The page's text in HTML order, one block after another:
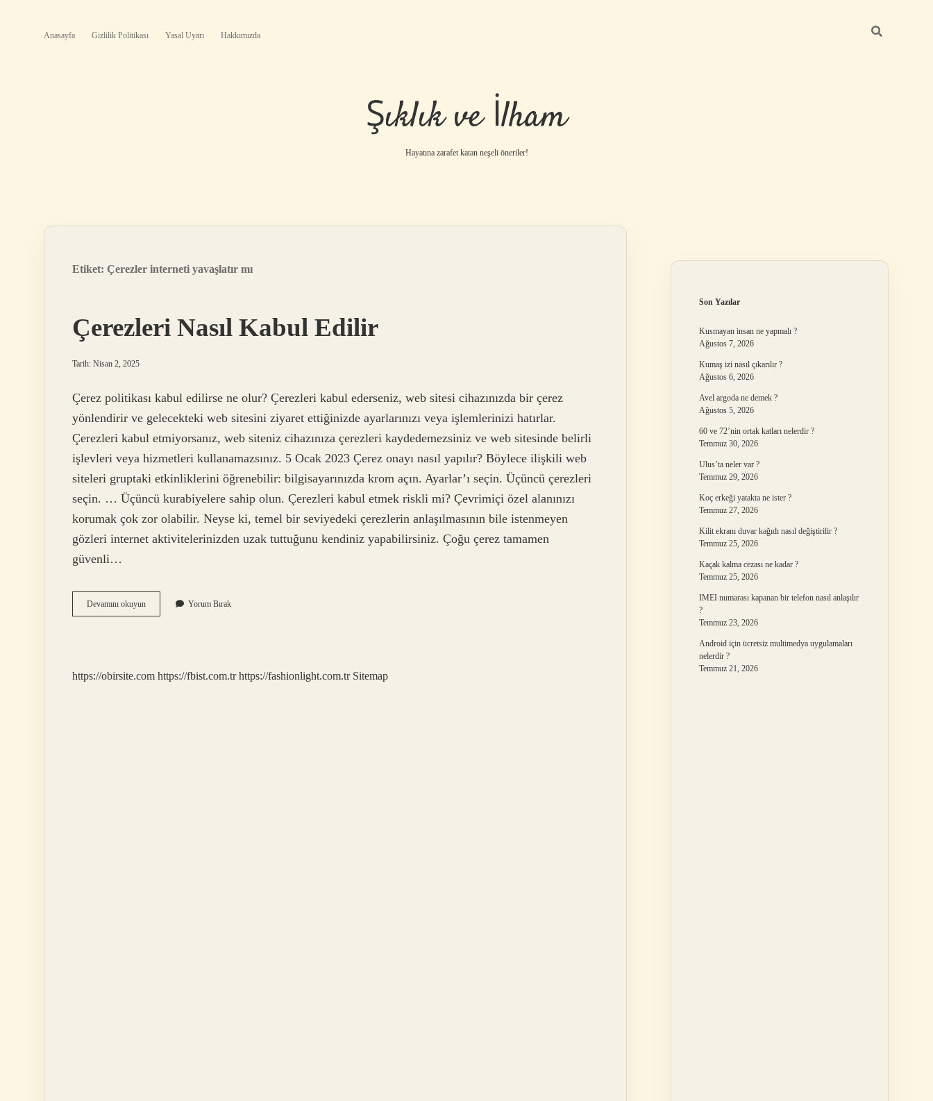
Anasayfa Gizlilik Politikası Yasal Uyarı Hakkımızda
Şıklık ve İlham
Hayatına zarafet katan neşeli öneriler!
Etiket: Çerezler interneti yavaşlatır mı
Çerezleri Nasıl Kabul Edilir
Tarih: Nisan 2, 2025
Çerez politikası kabul edilirse ne olur? Çerezleri kabul ederseniz, web sitesi cihazınızda bir çerez
yönlendirir ve gelecekteki web sitesini ziyaret ettiğinizde ayarlarınızı veya işlemlerinizi hatırlar.
Çerezleri kabul etmiyorsanız, web siteniz cihazınıza çerezleri kaydedemezsiniz ve web sitesinde belirli
işlevleri veya hizmetleri kullanamazsınız. 5 Ocak 2023 Çerez onayı nasıl yapılır? Böylece ilişkili web
siteleri gruptaki etkinliklerini öğrenebilir: bilgisayarınızda krom açın. Ayarlar’ı seçin. Üçüncü çerezleri
seçin. … Üçüncü kurabiyelere sahip olun. Çerezleri kabul etmek riskli mi? Çevrimiçi özel alanınızı
korumak çok zor olabilir. Neyse ki, temel bir seviyedeki çerezlerin anlaşılmasının bile istenmeyen
gözleri internet aktivitelerinizden uzak tuttuğunu kendiniz yapabilirsiniz. Çoğu çerez tamamen
güvenli…
Devamını okuyunÇerezleri
Nasıl
Yorum Bırak
https://obirsite.com https://fbist.com.tr https://fashionlight.com.tr Sitemap
Son Yazılar
Kusmayan insan ne yapmalı ?
Ağustos 7, 2026
Kumaş izi nasıl çıkarılır ?
Ağustos 6, 2026
Avel argoda ne demek ?
Ağustos 5, 2026
60 ve 72’nin ortak katları nelerdir ?
Temmuz 30, 2026
Ulus’ta neler var ?
Temmuz 29, 2026
Koç erkeği yatakta ne ister ?
Temmuz 27, 2026
Kilit ekranı duvar kağıdı nasıl değiştirilir ?
Temmuz 25, 2026
Kaçak kalma cezası ne kadar ?
Temmuz 25, 2026
IMEI numarası kapanan bir telefon nasıl anlaşılır
?
Temmuz 23, 2026
Android için ücretsiz multimedya uygulamaları
nelerdir ?
Temmuz 21, 2026